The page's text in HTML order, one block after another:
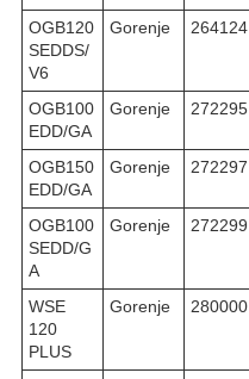
OGB120
SEDDS/
V6
Gorenje 264124
OGB100
EDD/GA
Gorenje 272295
OGB150
EDD/GA
Gorenje 272297
OGB100
SEDD/G
A
Gorenje 272299
WSE
120
PLUS
Gorenje 280000